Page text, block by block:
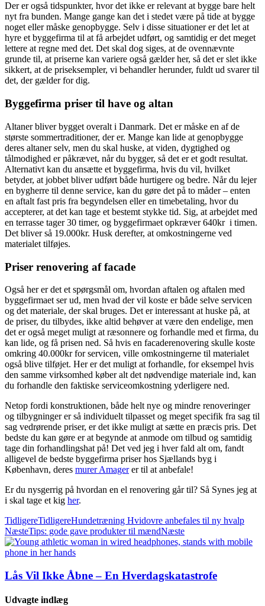
Der er også tidspunkter, hvor det ikke er relevant at bygge bare helt
nyt fra bunden. Mange gange kan det i stedet være på tide at bygge
noget eller måske genopbygge. Selv i disse situationer er det let at
hyre et byggefirma til at få arbejdet udført, og samtidig er det meget
lettere at regne med det. Det skal dog siges, at de ovennævnte
grunde til, at priserne kan variere også gælder her, så det er slet ikke
sikkert, at de priseksempler, vi behandler herunder, fuldt ud svarer til
det, der gælder for dig.
Byggefirma priser til have og altan
Altaner bliver bygget overalt i Danmark. Det er måske en af de
største sommertraditioner, der er. Mange kan lide at genopbygge
deres altaner selv, men du skal huske, at viden, dygtighed og
tålmodighed er påkrævet, når du bygger, så det er et godt resultat.
Alternativt kan du ansætte et byggefirma, hvis du vil, hvilket
betyder, at jobbet bliver udført både hurtigere og bedre. Når du lejer
en bygherre til denne service, kan du gøre det på to måder – enten
en aftalt fast pris fra begyndelsen eller en timebetaling, hvor du
accepterer, at det kan tage et bestemt stykke tid. Sig, at arbejdet med
en terrasse tager 30 timer, og byggefirmaet opkræver 640kr i timen.
Det bliver så 19.000kr. Husk derefter, at omkostningerne ved
materialet tilføjes.
Priser renovering af facade
Også her er det et spørgsmål om, hvordan aftalen og aftalen med
byggefirmaet ser ud, men hvad der vil koste er både selve servicen
og det materiale, der skal bruges. Det er interessant at huske på, at
de priser, du tilbydes, ikke altid behøver at være den endelige, men
det er også meget muligt at ræsonnere og forhandle med et firma, du
kan lide, og få prisen ned. Så hvis en facaderenovering skulle koste
omkring 40.000kr for servicen, ville omkostningerne til materialet
også blive tilføjet. Her er det muligt at forhandle, for eksempel hvis
den samme virksomhed køber alt det nødvendige materiale ind, kan
du forhandle den faktiske serviceomkostning yderligere ned.
Netop fordi konstruktionen, både helt nye og mindre renoveringer
og tilbygninger er så individuelt tilpasset og meget specifik fra sag til
sag vedrørende priser, er det ikke muligt at sætte en præcis pris. Det
bedste du kan gøre er at begynde at anmode om tilbud og samtidig
tage din forhandlingshat på! Det ved jeg i hver fald alt om, fandt
alligevel de bedste byggefirma priser hos Sjællands byg i
København, deres murer Amagerer til at anbefale!
Er du nysgerrig på hvordan en el renovering går til? Så Synes jeg at
i skal tage et kig her.
TidligereTidligereHundetræning Hvidovre anbefales til ny hvalp
NæsteTips: gode gave produkter til mændNæste
Lås Vil Ikke Åbne – En Hverdagskatastrofe
Udvagte indlæg